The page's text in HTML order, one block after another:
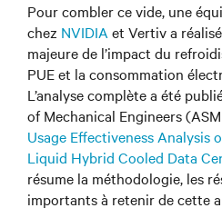
Pour combler ce vide, une
chez NVIDIA et Vertiv a
majeure de l’impact du
PUE et la consommation
L’analyse complète a été
of Mechanical Engineers
Usage Effectiveness Analysis
Liquid Hybrid Cooled Data
résume la méthodologie, les
importants à retenir de cette